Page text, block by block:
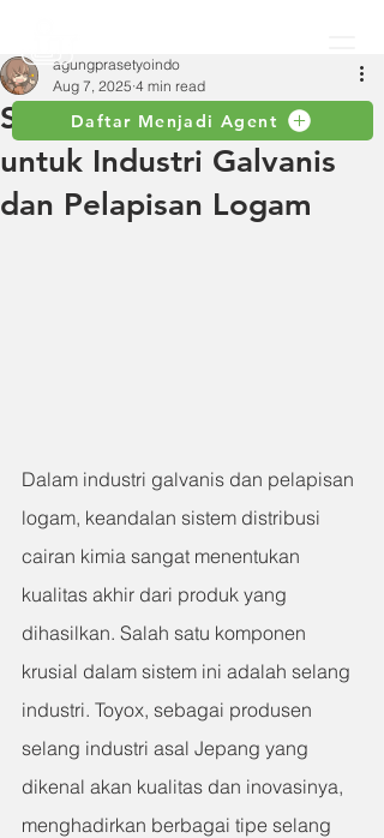
Daftar Menjadi Agent
Selang Industri Toyox
untuk Industri Galvanis
dan Pelapisan Logam
agungprasetyoindo
Aug 7, 2025 4 min read
Dalam industri galvanis dan pelapisan
logam, keandalan sistem distribusi
cairan kimia sangat menentukan
kualitas akhir dari produk yang
dihasilkan. Salah satu komponen
krusial dalam sistem ini adalah selang
industri. Toyox, sebagai produsen
selang industri asal Jepang yang
dikenal akan kualitas dan inovasinya,
menghadirkan berbagai tipe selang